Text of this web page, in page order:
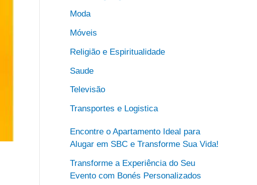
Moda
Móveis
Religião e Espiritualidade
Saude
Televisão
Transportes e Logistica
Encontre o Apartamento Ideal para
Alugar em SBC e Transforme Sua Vida!
Transforme a Experiência do Seu
Evento com Bonés Personalizados